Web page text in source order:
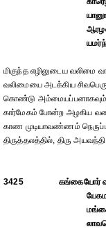
மிகுந்த எழிலுடைய
வலிமையை அடக்கிய
கொண்டு
கார்மேகம் போன்ற அழகிய
காண முடியாவண்ணம்
திருத்தலத்தில், திரு
3425
கங்கையோர்